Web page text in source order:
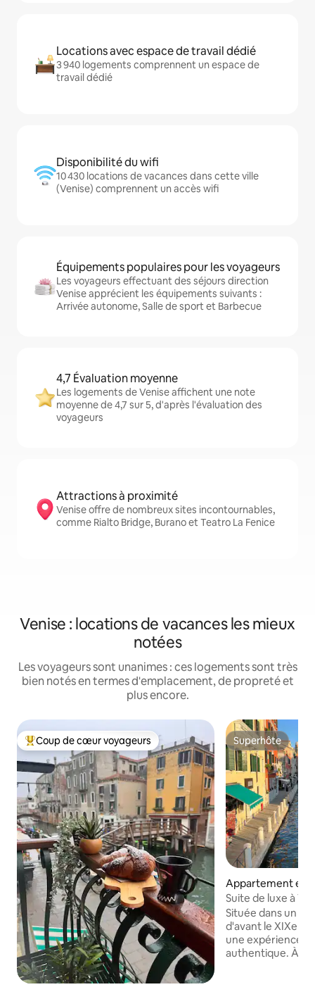
Locations avec espace de travail dédié
3 940 logements comprennent un espace de
travail dédié
Disponibilité du wifi
10 430 locations de vacances dans cette ville
(Venise) comprennent un accès wifi
Équipements populaires pour les voyageurs
Les voyageurs effectuant des séjours direction
Venise apprécient les équipements suivants :
Arrivée autonome, Salle de sport et Barbecue
4,7 Évaluation moyenne
Les logements de Venise affichent une note
moyenne de 4,7 sur 5, d'après l'évaluation des
voyageurs
Attractions à proximité
Venise offre de nombreux sites incontournables,
comme Rialto Bridge, Burano et Teatro La Fenice
Venise : locations de vacances les mieux
notées
Les voyageurs sont unanimes : ces logements sont très
bien notés en termes d'emplacement, de propreté et
plus encore.
Coups de cœur voyageurs les plus appréciés
Coup de cœur voyageurs Superhôte
Superhôte
Appartement en
Suite de luxe à
design
Située dans un
d'avant le XIXe
une expérience
authentique. À